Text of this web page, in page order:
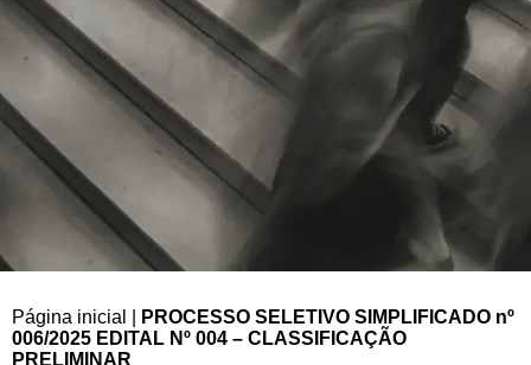
Página inicial
PROCESSO SELETIVO SIMPLIFICADO nº
006/2025 EDITAL Nº 004 – CLASSIFICAÇÃO
PRELIMINAR